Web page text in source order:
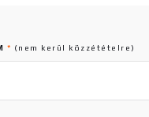
* (nem kerül közzétételre)